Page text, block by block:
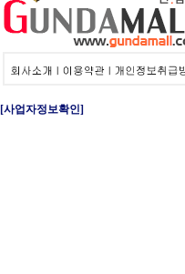
[사업자정보확인]